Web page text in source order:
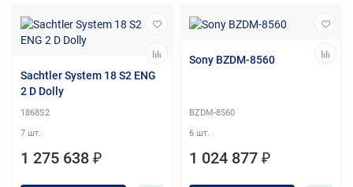
Sachtler System 18 S2 ENG
2 D Dolly
1868S2
7 шт.
1 275 638 ₽
Sony BZDM-8560
BZDM-8560
6 шт.
1 024 877 ₽